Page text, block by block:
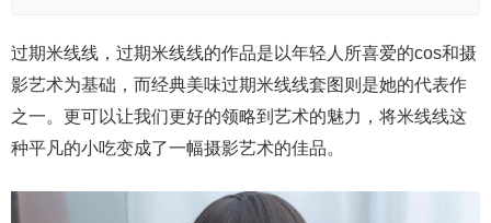
过期米线线，过期米线线的作品是以年轻人所喜爱的cos和摄
影艺术为基础，而经典美味过期米线线套图则是她的代表作
之一。更可以让我们更好的领略到艺术的魅力，将米线线这
种平凡的小吃变成了一幅摄影艺术的佳品。